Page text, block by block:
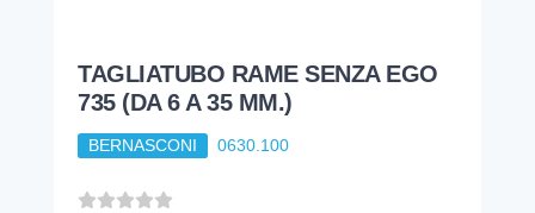
TAGLIATUBO RAME SENZA EGO
735 (DA 6 A 35 MM.)
BERNASCONI 0630.100